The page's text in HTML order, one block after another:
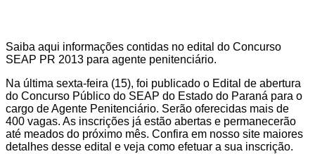
Saiba aqui informações contidas no edital do Concurso
SEAP PR 2013 para agente penitenciário.
Na última sexta-feira (15), foi publicado o Edital de abertura
do Concurso Público do SEAP do Estado do Paraná para o
cargo de Agente Penitenciário. Serão oferecidas mais de
400 vagas. As inscrições já estão abertas e permanecerão
até meados do próximo mês. Confira em nosso site maiores
detalhes desse edital e veja como efetuar a sua inscrição.